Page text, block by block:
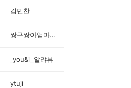
김민찬
짱구짱아엄마입니다
_you&i_알랴뷰
ytuji